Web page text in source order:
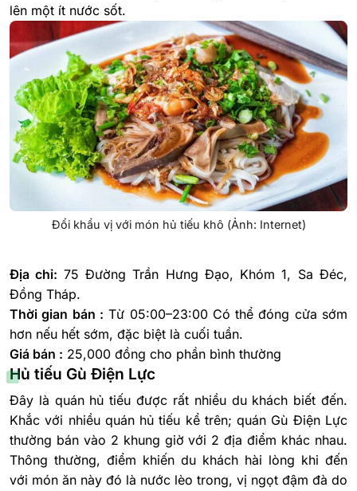
lên một ít nước sốt.
Đổi khẩu vị với món hủ tiếu khô (Ảnh: Internet)
Địa chỉ: 75 Đường Trần Hưng Đạo, Khóm 1, Sa Đéc,
Đồng Tháp.
Thời gian bán : Từ 05:00–23:00 Có thể đóng cửa sớm
hơn nếu hết sớm, đặc biệt là cuối tuần.
Giá bán : 25,000 đồng cho phần bình thường
Hủ tiếu Gù Điện Lực
Đây là quán hủ tiếu được rất nhiều du khách biết đến.
Khắc với nhiều quán hủ tiếu kể trên; quán Gù Điện Lực
thường bán vào 2 khung giờ với 2 địa điểm khác nhau.
Thông thường, điểm khiến du khách hài lòng khi đến
với món ăn này đó là nước lèo trong, vị ngọt đậm đà do